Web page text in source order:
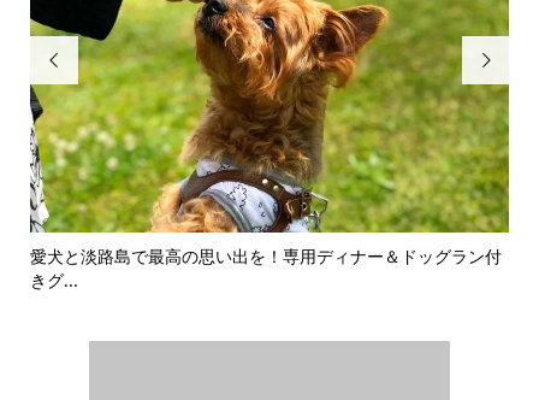

愛犬と淡路島で最高の思い出を！専用ディナー＆ドッグラン付
きグ...
